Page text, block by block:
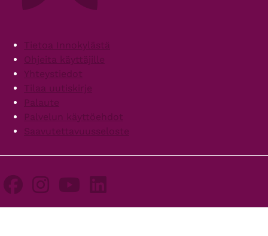
FooterTietoa Innokylästä
Ohjeita käyttäjille
Yhteystiedot
Tilaa uutiskirje
Palaute
Palvelun käyttöehdot
Saavutettavuusseloste